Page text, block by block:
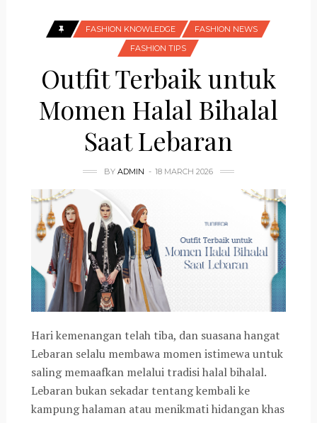
FASHION KNOWLEDGE
FASHION NEWS
FASHION TIPS
Outfit Terbaik untuk
Momen Halal Bihalal
Saat Lebaran
BY ADMIN 18 MARCH 2026
Hari kemenangan telah tiba, dan suasana hangat
Lebaran selalu membawa momen istimewa untuk
saling memaafkan melalui tradisi halal bihalal.
Lebaran bukan sekadar tentang kembali ke
kampung halaman atau menikmati hidangan khas